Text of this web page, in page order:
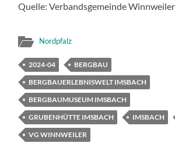
Quelle: Verbandsgemeinde Winnweiler
Nordpfalz
2024-04
BERGBAU
BERGBAUERLEBNISWELT IMSBACH
BERGBAUMUSEUM IMSBACH
GRUBENHÜTTE IMSBACH
IMSBACH
VG WINNWEILER